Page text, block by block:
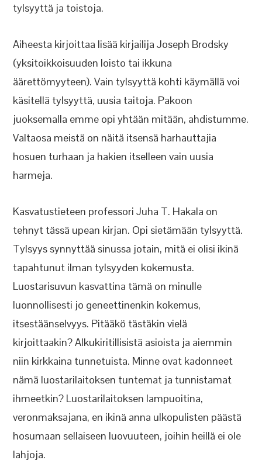
tylsyyttä ja toistoja.
Aiheesta kirjoittaa lisää kirjailija Joseph Brodsky
(yksitoikkoisuuden loisto tai ikkuna
äärettömyyteen). Vain tylsyyttä kohti käymällä voi
käsitellä tylsyyttä, uusia taitoja. Pakoon
juoksemalla emme opi yhtään mitään, ahdistumme.
Valtaosa meistä on näitä itsensä harhauttajia
hosuen turhaan ja hakien itselleen vain uusia
harmeja.
Kasvatustieteen professori Juha T. Hakala on
tehnyt tässä upean kirjan. Opi sietämään tylsyyttä.
Tylsyys synnyttää sinussa jotain, mitä ei olisi ikinä
tapahtunut ilman tylsyyden kokemusta.
Luostarisuvun kasvattina tämä on minulle
luonnollisesti jo geneettinenkin kokemus,
itsestäänselvyys. Pitääkö tästäkin vielä
kirjoittaakin? Alkukiritillisistä asioista ja aiemmin
niin kirkkaina tunnetuista. Minne ovat kadonneet
nämä luostarilaitoksen tuntemat ja tunnistamat
ihmeetkin? Luostarilaitoksen lampuoitina,
veronmaksajana, en ikinä anna ulkopulisten päästä
hosumaan sellaiseen luovuuteen, joihin heillä ei ole
lahjoja.